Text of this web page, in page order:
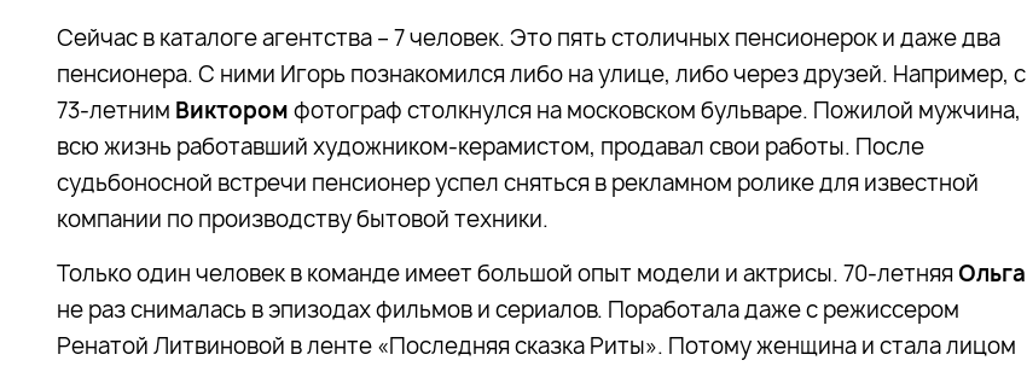
Сейчас в каталоге агентства – 7 человек. Это пять столичных пенсионерок и даже два
пенсионера. С ними Игорь познакомился либо на улице, либо через друзей. Например, с
73-летним Виктором фотограф столкнулся на московском бульваре. Пожилой мужчина,
всю жизнь работавший художником-керамистом, продавал свои работы. После
судьбоносной встречи пенсионер успел сняться в рекламном ролике для известной
компании по производству бытовой техники.
Только один человек в команде имеет большой опыт модели и актрисы. 70-летняя Ольга
не раз снималась в эпизодах фильмов и сериалов. Поработала даже с режиссером
Ренатой Литвиновой в ленте «Последняя сказка Риты». Потому женщина и стала лицом